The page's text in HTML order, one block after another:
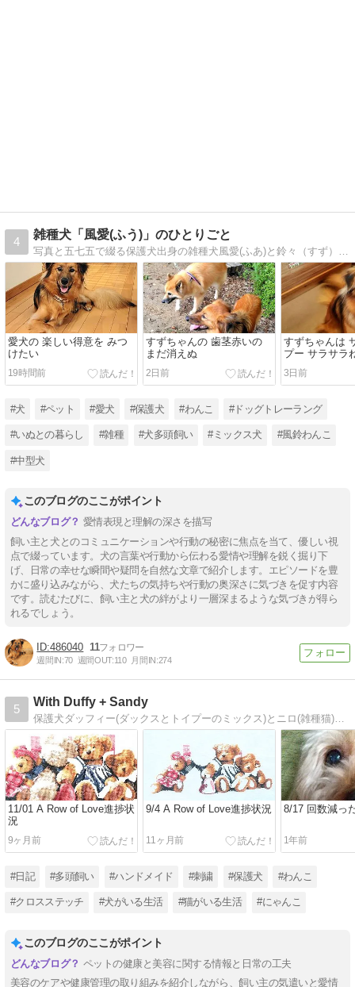
4
雑種犬「風愛(ふう)」のひとりごと
写真と五七五で綴る保護犬出身の雑種犬風愛(ふあ)と鈴々（すず）の毎日をたっぷりの犬写真や動画でアップ!!
愛犬の 楽しい得意を みつ
けたい
19時間前
すずちゃんの 歯茎赤いの
まだ消えぬ
2日前
すずちゃんは
プー サラサラ
3日前
#犬 #ペット #愛犬 #保護犬 #わんこ #ドッグトレーラング
#いぬとの暮らし #雑種 #犬多頭飼い #ミックス犬 #風鈴わんこ
#中型犬
このブログのここがポイント
愛情表現と理解の深さを描写
飼い主と犬とのコミュニケーションや行動の秘密に焦点を当て、優しい視
点で綴っています。犬の言葉や行動から伝わる愛情や理解を鋭く掘り下
げ、日常の幸せな瞬間や疑問を自然な文章で紹介します。エピソードを豊
かに盛り込みながら、犬たちの気持ちや行動の奥深さに気づきを促す内容
です。読むたびに、飼い主と犬の絆がより一層深まるような気づきが得ら
れるでしょう。
486040 11
週間IN:70 週間OUT:110 月間IN:274
5
With Duffy + Sandy
保護犬ダッフィー(ダックスとトイプーのミックス)とニロ(雑種猫)の毎日。サンディー 2010年生まれ 2015.3.15〜2023.11.3
11/01 A Row of Love進捗状
況
9ヶ月前
9/4 A Row of Love進捗状況
11ヶ月前
8/17 回数減っ
1年前
#日記 #多頭飼い #ハンドメイド #刺繍 #保護犬 #わんこ
#クロスステッチ #犬がいる生活 #猫がいる生活 #にゃんこ
このブログのここがポイント
ペットの健康と美容に関する情報と日常の工夫
美容のケアや健康管理の取り組みを紹介しながら、飼い主の気遣いと愛情